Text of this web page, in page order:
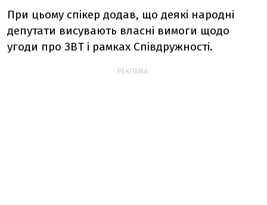
При цьому спікер додав, що деякі народні
депутати висувають власні вимоги щодо
угоди про ЗВТ і рамках Співдружності.
РЕКЛАМА: